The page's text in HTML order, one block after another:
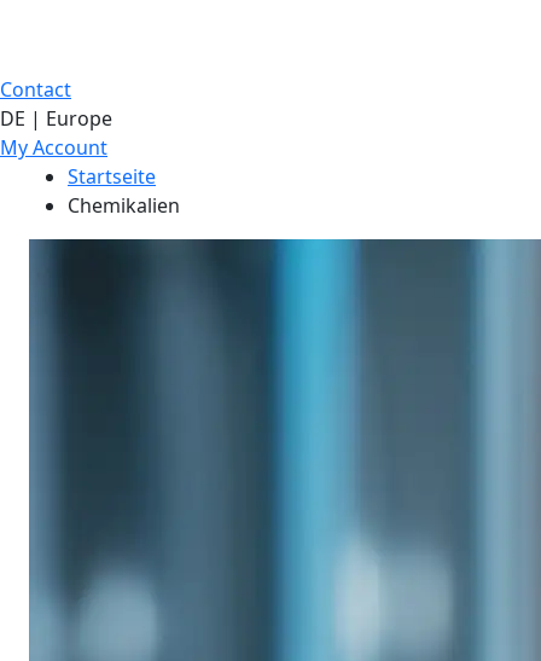
Contact
DE | Europe
My Account
Startseite
Chemikalien